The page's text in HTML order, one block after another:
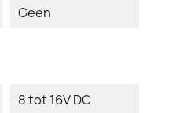
Geen
8 tot 16V DC